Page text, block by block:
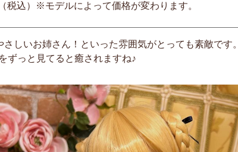
税込）※モデルによって価格が変わります。
しいお姉さん！といった雰囲気がとっても素敵です。
ずっと見てると癒されますね♪